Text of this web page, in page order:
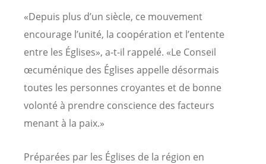
«Depuis plus d’un siècle, ce mouvement
encourage l’unité, la coopération et l’entente
entre les Églises», a-t-il rappelé. «Le Conseil
œcuménique des Églises appelle désormais
toutes les personnes croyantes et de bonne
volonté à prendre conscience des facteurs
menant à la paix.»
Préparées par les Églises de la région en